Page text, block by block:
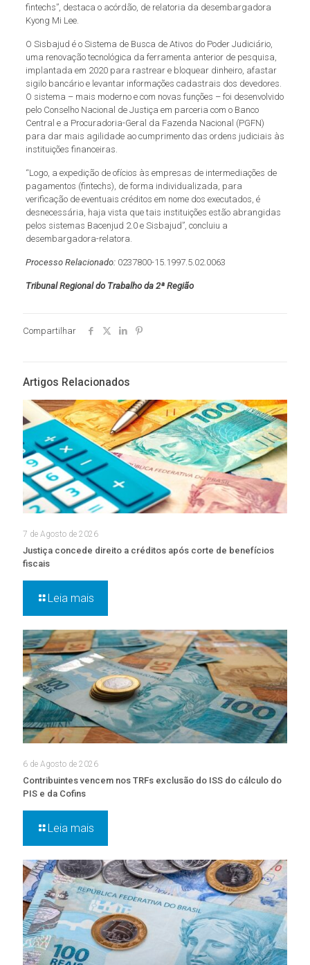
fintechs”, destaca o acórdão, de relatoria da desembargadora
Kyong Mi Lee.
O Sisbajud é o Sistema de Busca de Ativos do Poder Judiciário,
uma renovação tecnológica da ferramenta anterior de pesquisa,
implantada em 2020 para rastrear e bloquear dinheiro, afastar
sigilo bancário e levantar informações cadastrais dos devedores.
O sistema – mais moderno e com novas funções – foi desenvolvido
pelo Conselho Nacional de Justiça em parceria com o Banco
Central e a Procuradoria-Geral da Fazenda Nacional (PGFN)
para dar mais agilidade ao cumprimento das ordens judiciais às
instituições financeiras.
“Logo, a expedição de ofícios às empresas de intermediações de
pagamentos (fintechs), de forma individualizada, para
verificação de eventuais créditos em nome dos executados, é
desnecessária, haja vista que tais instituições estão abrangidas
pelos sistemas Bacenjud 2.0 e Sisbajud”, concluiu a
desembargadora-relatora.
Processo Relacionado:0237800-15.1997.5.02.0063
Tribunal Regional do Trabalho da 2ª Região
Compartilhar
Artigos Relacionados
7 de Agosto de 2026
Justiça concede direito a créditos após corte de benefícios
fiscais
Leia mais
6 de Agosto de 2026
Contribuintes vencem nos TRFs exclusão do ISS do cálculo do
PIS e da Cofins
Leia mais